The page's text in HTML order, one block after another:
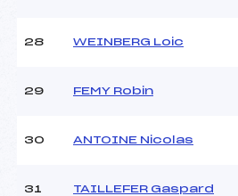
28 WEINBERG Loic
29 FEMY Robin
30 ANTOINE Nicolas
31 TAILLEFER Gaspard